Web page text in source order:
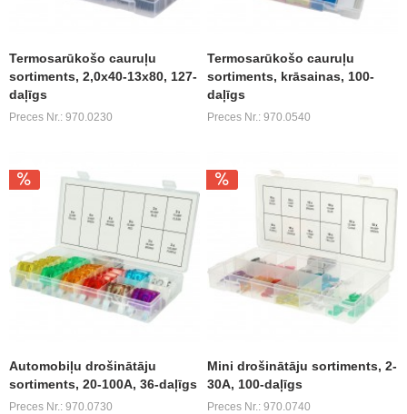
Termosarūkošo cauruļu
sortiments, 2,0x40-13x80, 127-
daļīgs
Preces Nr.: 970.0230
Termosarūkošo cauruļu
sortiments, krāsainas, 100-
daļīgs
Preces Nr.: 970.0540
Automobiļu drošinātāju
sortiments, 20-100A, 36-daļīgs
Preces Nr.: 970.0730
Mini drošinātāju sortiments, 2-
30A, 100-daļīgs
Preces Nr.: 970.0740